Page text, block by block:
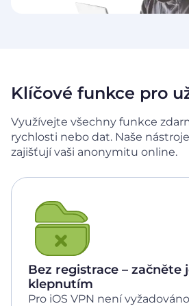
Klíčové funkce pro
Využívejte všechny funkce
rychlosti nebo dat. Naše
zajišťují vaši anonymitu online.
Bez registrace – začněte
klepnutím
Pro iOS VPN není